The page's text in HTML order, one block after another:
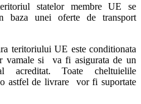
statelor membre UE se
baza unei oferte de transport
teritoriului UE este conditionata
vamale si va fi asigurata de un
acreditat. Toate cheltuielile
astfel de livrare vor fi suportate